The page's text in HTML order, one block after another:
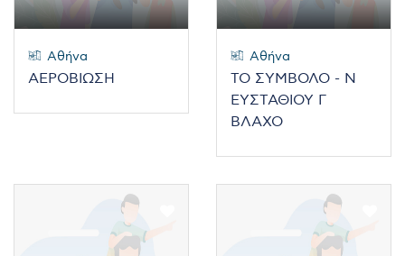
Αθήνα
ΑΕΡΟΒΙΩΣΗ
Αθήνα
ΤΟ ΣΥΜΒΟΛΟ - Ν
ΕΥΣΤΑΘΙΟΥ Γ
ΒΛΑΧΟ